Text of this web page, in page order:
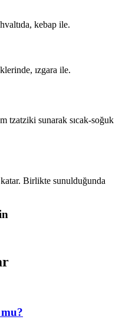
kebap ile.
ızgara ile.
tzatziki sunarak sıcak-soğuk
Birlikte sunulduğunda